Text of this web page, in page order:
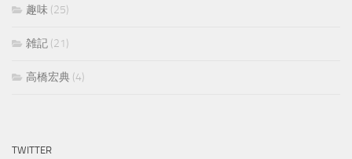
趣味 (25)
雑記 (21)
高橋宏典 (4)
TWITTER